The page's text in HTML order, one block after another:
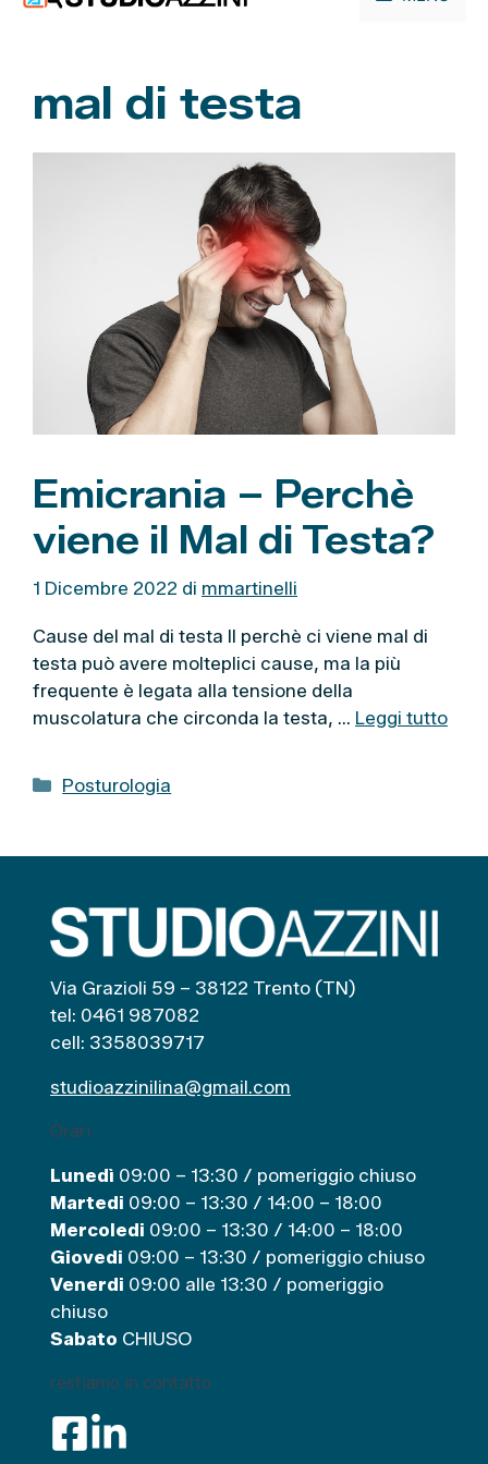
contenuto
mal di testa
Emicrania – Perchè
viene il Mal di Testa?
1 Dicembre 2022 di mmartinelli
Cause del mal di testa Il perchè ci viene mal di
testa può avere molteplici cause, ma la più
frequente è legata alla tensione della
muscolatura che circonda la testa, … Leggi tutto
C
e
o
r
e
Posturologia
Via Grazioli 59 – 38122 Trento (TN)
tel: 0461 987082
cell: 3358039717
studioazzinilina@gmail.com
Orari
Lunedì 09:00 – 13:30 / pomeriggio chiuso
Martedi 09:00 – 13:30 / 14:00 – 18:00
Mercoledi 09:00 – 13:30 / 14:00 – 18:00
Giovedi 09:00 – 13:30 / pomeriggio chiuso
Venerdi 09:00 alle 13:30 / pomeriggio
chiuso
Sabato CHIUSO
restiamo in contatto